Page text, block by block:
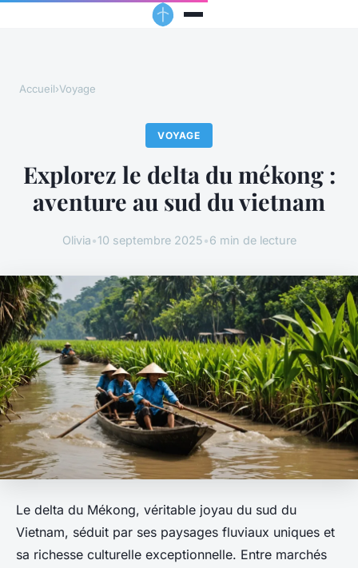
Accueil›Voyage
VOYAGE
Explorez le delta du mékong :
aventure au sud du vietnam
Olivia•10 septembre 2025•6 min de lecture
Le delta du Mékong, véritable joyau du sud du
Vietnam, séduit par ses paysages fluviaux uniques et
sa richesse culturelle exceptionnelle. Entre marchés